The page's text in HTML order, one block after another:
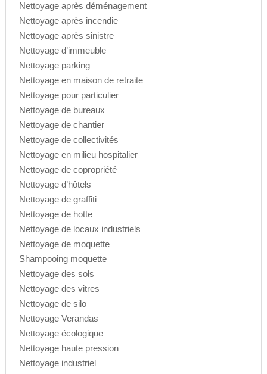
Nettoyage après déménagement
Nettoyage après incendie
Nettoyage après sinistre
Nettoyage d’immeuble
Nettoyage parking
Nettoyage en maison de retraite
Nettoyage pour particulier
Nettoyage de bureaux
Nettoyage de chantier
Nettoyage de collectivités
Nettoyage en milieu hospitalier
Nettoyage de copropriété
Nettoyage d’hôtels
Nettoyage de graffiti
Nettoyage de hotte
Nettoyage de locaux industriels
Nettoyage de moquette
Shampooing moquette
Nettoyage des sols
Nettoyage des vitres
Nettoyage de silo
Nettoyage Verandas
Nettoyage écologique
Nettoyage haute pression
Nettoyage industriel